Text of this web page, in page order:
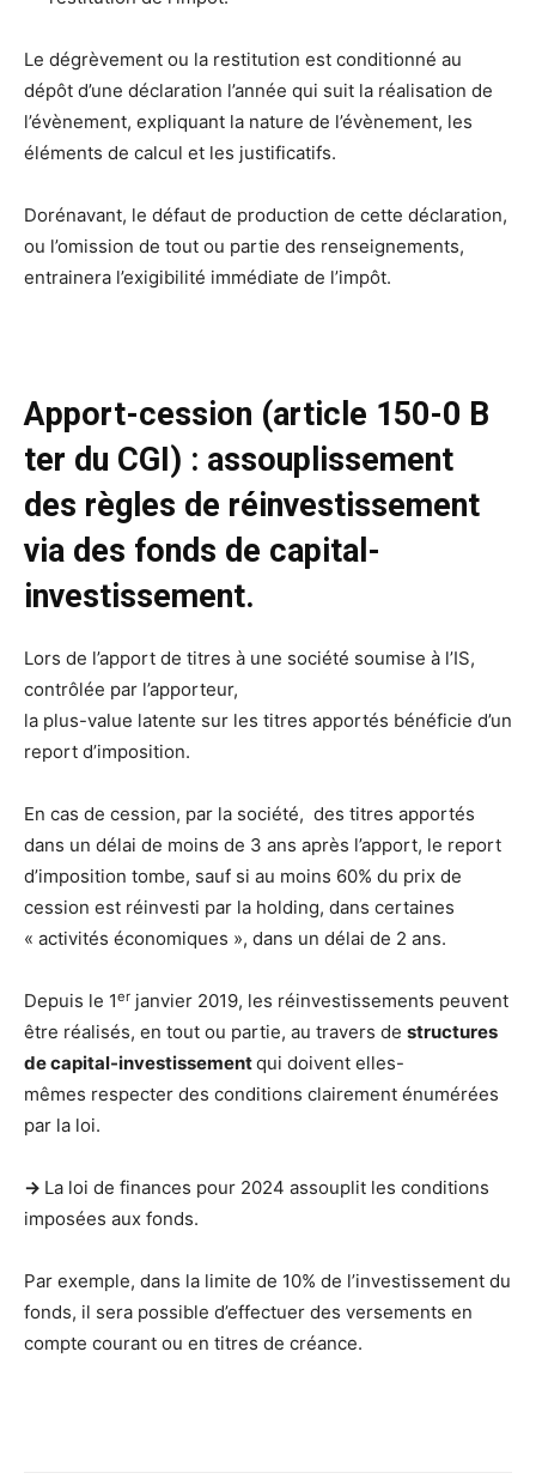
Le dégrèvement ou la restitution est conditionné au
dépôt d’une déclaration l’année qui suit la réalisation de
l’évènement, expliquant la nature de l’évènement, les
éléments de calcul et les justificatifs.
Dorénavant, le défaut de production de cette déclaration,
ou l’omission de tout ou partie des renseignements,
entrainera l’exigibilité immédiate de l’impôt.
Apport-cession (article 150-0 B
ter du CGI) : assouplissement
des règles de réinvestissement
via des fonds de capital-
investissement.
Lors de l’apport de titres à une société soumise à l’IS,
contrôlée par l’apporteur,
la plus-value latente sur les titres apportés bénéficie d’un
report d’imposition.
En cas de cession, par la société, des titres apportés
dans un délai de moins de 3 ans après l’apport, le report
d’imposition tombe, sauf si au moins 60% du prix de
cession est réinvesti par la holding, dans certaines
« activités économiques », dans un délai de 2 ans.
Depuis le 1er janvier 2019, les réinvestissements peuvent
être réalisés, en tout ou partie, au travers de structures
de capital-investissementqui doivent elles-
mêmes respecter des conditions clairement énumérées
par la loi.
-> La loi de finances pour 2024 assouplit les conditions
imposées aux fonds.
Par exemple, dans la limite de 10% de l’investissement du
fonds, il sera possible d’effectuer des versements en
compte courant ou en titres de créance.